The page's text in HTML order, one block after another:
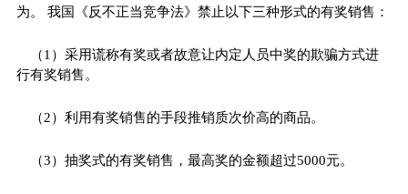
为。 我国《反不正当竞争法》禁止以下三种形式的有奖销售：
（1）采用谎称有奖或者故意让内定人员中奖的欺骗方式进
行有奖销售。
（2）利用有奖销售的手段推销质次价高的商品。
（3）抽奖式的有奖销售，最高奖的金额超过5000元。